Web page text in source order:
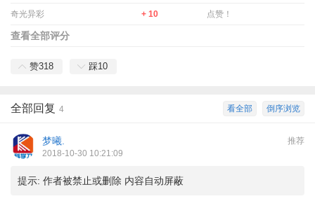
奇光异彩 + 10 点赞！
查看全部评分
赞318 踩10
倒序浏览
看全部
全部回复 4
推荐
梦曦.
2018-10-30 10:21:09
提示: 作者被禁止或删除 内容自动屏蔽